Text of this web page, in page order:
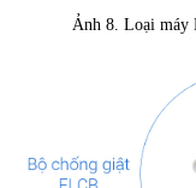
Ảnh 8. Loại máy